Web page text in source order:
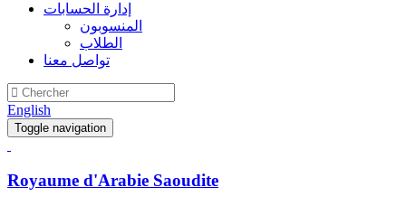
إدارة الحسابات
المنسوبون
الطلاب
تواصل معنا
English
Toggle navigation
Royaume d'Arabie Saoudite